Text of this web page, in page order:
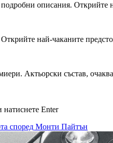
описания.
най-чаканите
Актьорски състав,
натиснете Enter
според Монти Пайтън